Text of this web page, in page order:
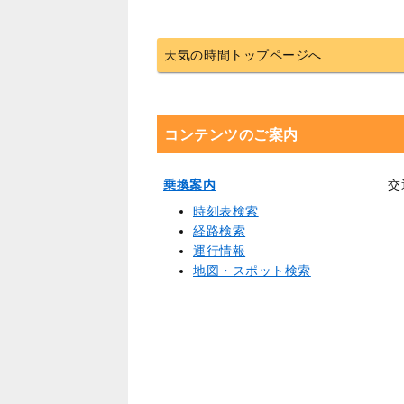
天気の時間トップページへ
コンテンツのご案内
乗換案内
時刻表検索
経路検索
運行情報
地図・スポット検索
交